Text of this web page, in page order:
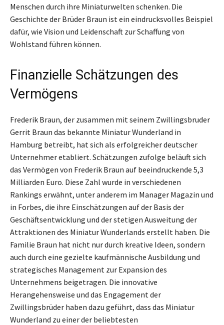
Menschen durch ihre Miniaturwelten schenken. Die
Geschichte der Brüder Braun ist ein eindrucksvolles Beispiel
dafür, wie Vision und Leidenschaft zur Schaffung von
Wohlstand führen können.
Finanzielle Schätzungen des
Vermögens
Frederik Braun, der zusammen mit seinem Zwillingsbruder
Gerrit Braun das bekannte Miniatur Wunderland in
Hamburg betreibt, hat sich als erfolgreicher deutscher
Unternehmer etabliert. Schätzungen zufolge beläuft sich
das Vermögen von Frederik Braun auf beeindruckende 5,3
Milliarden Euro. Diese Zahl wurde in verschiedenen
Rankings erwähnt, unter anderem im Manager Magazin und
in Forbes, die ihre Einschätzungen auf der Basis der
Geschäftsentwicklung und der stetigen Ausweitung der
Attraktionen des Miniatur Wunderlands erstellt haben. Die
Familie Braun hat nicht nur durch kreative Ideen, sondern
auch durch eine gezielte kaufmännische Ausbildung und
strategisches Management zur Expansion des
Unternehmens beigetragen. Die innovative
Herangehensweise und das Engagement der
Zwillingsbrüder haben dazu geführt, dass das Miniatur
Wunderland zu einer der beliebtesten